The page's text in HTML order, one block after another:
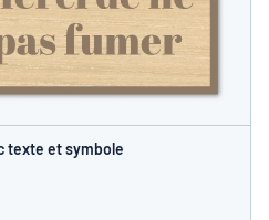
texte et symbole